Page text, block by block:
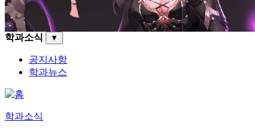
학과소식 ▼
공지사항
학과뉴스
학과소식